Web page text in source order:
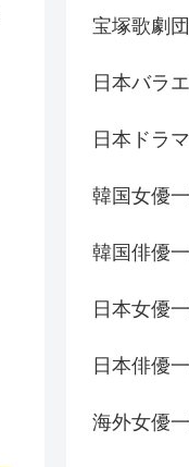
宝塚歌劇団
日本バラ
日本ドラマ
韓国女優
韓国俳優
日本女優
日本俳優
海外女優